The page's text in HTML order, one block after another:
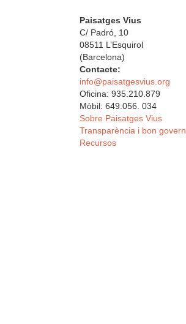
Paisatges Vius
C/ Padró, 10
08511 L’Esquirol
(Barcelona)
Contacte:
info@paisatgesvius.org
Oficina: 935.210.879
Mòbil: 649.056. 034
Sobre Paisatges Vius
Transparència i bon govern
Recursos